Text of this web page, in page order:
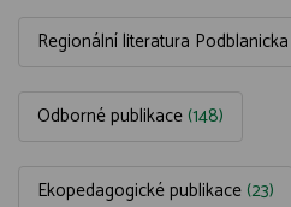
Regionální literatura Podblanicka
Odborné publikace (148)
Ekopedagogické publikace (23)